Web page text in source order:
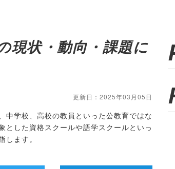
現状・動向・課題に
更新日：2025年03月05日
中学校、高校の教員といった公教育ではな
とした資格スクールや語学スクールといっ
ます。